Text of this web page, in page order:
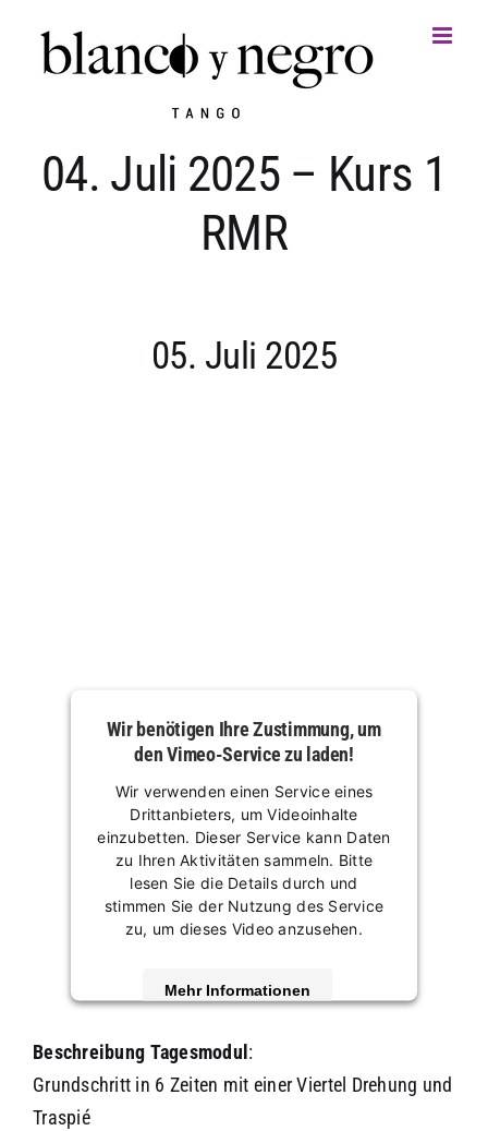
springen
04. Juli 2025 – Kurs 1
RMR
05. Juli 2025
Wir benötigen Ihre Zustimmung, um
den Vimeo-Service zu laden!
Wir verwenden einen Service eines
Drittanbieters, um Videoinhalte
einzubetten. Dieser Service kann Daten
zu Ihren Aktivitäten sammeln. Bitte
lesen Sie die Details durch und
stimmen Sie der Nutzung des Service
zu, um dieses Video anzusehen.
Mehr Informationen
Akzeptieren
powered byUsercentrics Consent
Beschreibung Tagesmodul :
Grundschritt in 6 Zeiten mit einer Viertel Drehung und
Traspié